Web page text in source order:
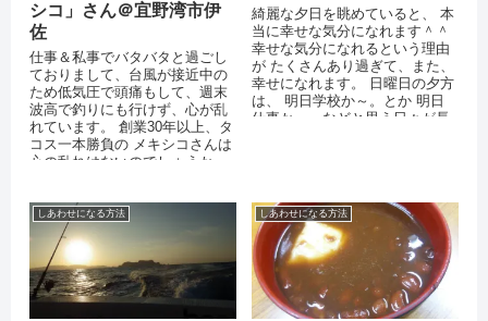
シコ」さん＠宜野湾市伊
佐
仕事＆私事でバタバタと過ごし
ておりまして、台風が接近中の
ため低気圧で頭痛もして、週末
波高で釣りにも行けず、心が乱
れています。 創業30年以上、タ
コス一本勝負の メキシコさんは
心の乱れはないのでしょうか。
綺麗な夕日を眺めていると、 本
当に幸せな気分になれます＾＾
幸せな気分になれるという理由
が たくさんあり過ぎて、また、
幸せになれます。 日曜日の夕方
は、 明日学校か～。とか 明日
仕事か～。などと思う日々が長
しあわせになる方法 しあわせになる方法